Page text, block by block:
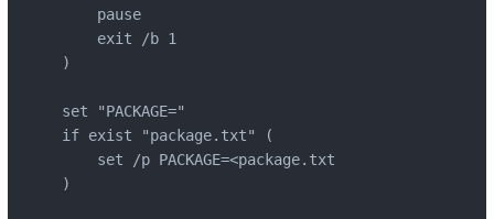
    pause
    exit /b 1
)
set "PACKAGE="
if exist "package.txt" (
    set /p PACKAGE=<package.txt
)